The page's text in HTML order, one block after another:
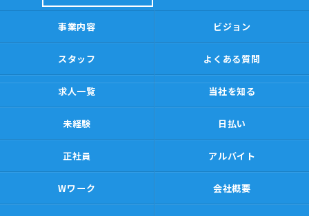
事業内容 ビジョン
スタッフ よくある質問
求人一覧 当社を知る
未経験 日払い
正社員 アルバイト
Wワーク 会社概要